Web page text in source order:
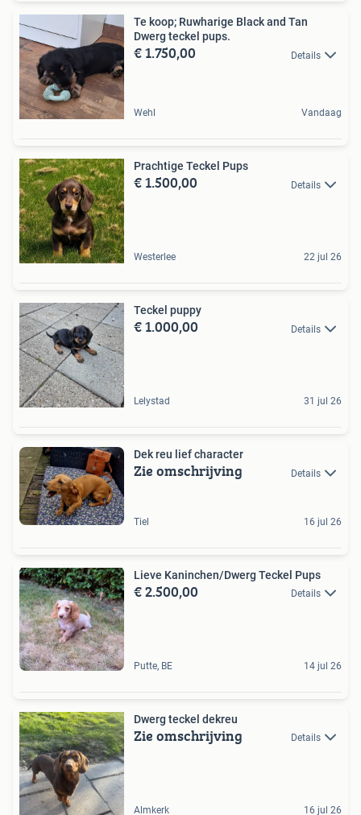
Te koop; Ruwharige Black and Tan
Dwerg teckel pups.
€ 1.750,00 Details
Wehl Vandaag
Prachtige Teckel Pups
€ 1.500,00 Details
Westerlee 22 jul 26
Teckel puppy
€ 1.000,00 Details
Lelystad 31 jul 26
Dek reu lief character
Zie omschrijving Details
Tiel 16 jul 26
Lieve Kaninchen/Dwerg Teckel Pups
€ 2.500,00 Details
Putte, BE 14 jul 26
Dwerg teckel dekreu
Zie omschrijving Details
Almkerk 16 jul 26